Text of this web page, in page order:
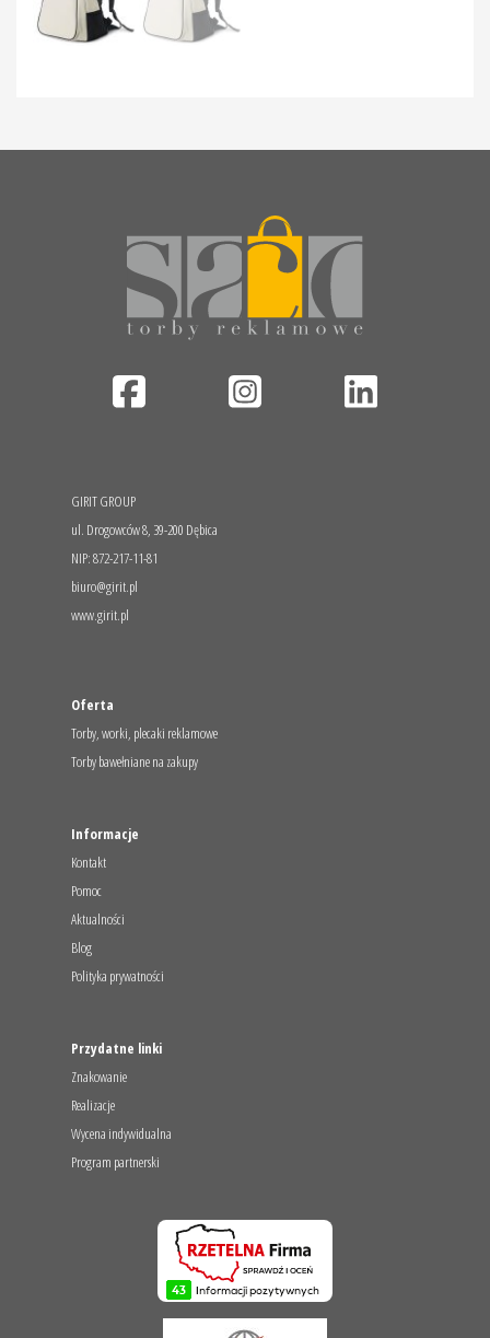
GIRIT GROUP
ul. Drogowców 8, 39-200 Dębica
NIP: 872-217-11-81
biuro@girit.pl
www.girit.pl
Oferta
Torby, worki, plecaki reklamowe
Torby bawełniane na zakupy
Informacje
Kontakt
Pomoc
Aktualności
Blog
Polityka prywatności
Przydatne linki
Znakowanie
Realizacje
Wycena indywidualna
Program partnerski